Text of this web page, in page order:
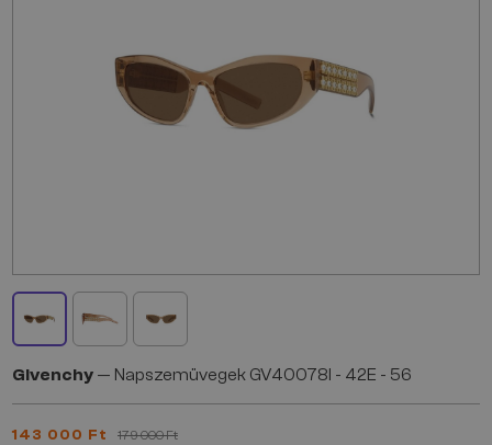
Givenchy — Napszemüvegek GV40078I - 42E - 56
143 000 Ft 179 000 Ft